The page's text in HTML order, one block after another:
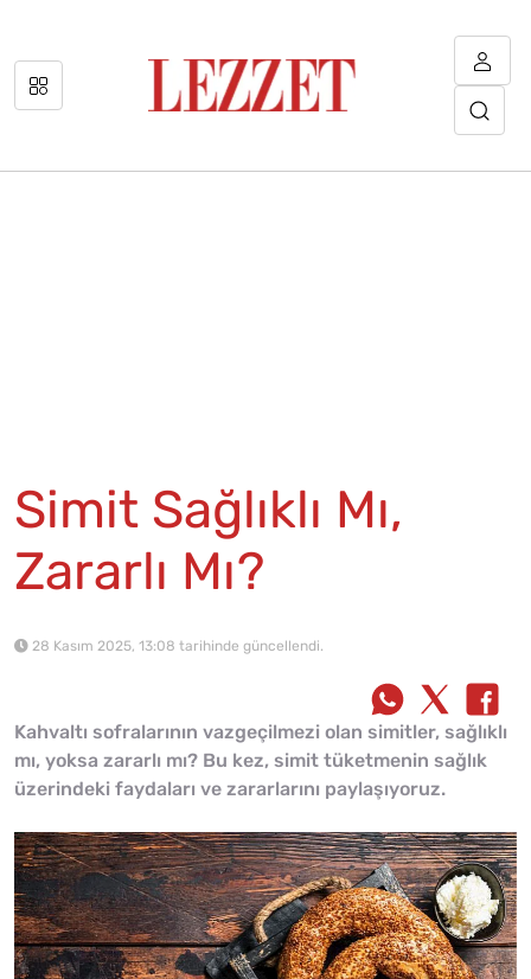
Simit Sağlıklı Mı,
Zararlı Mı?
28 Kasım 2025, 13:08 tarihinde güncellendi.
Kahvaltı sofralarının vazgeçilmezi olan simitler, sağlıklı
mı, yoksa zararlı mı? Bu kez, simit tüketmenin sağlık
üzerindeki faydaları ve zararlarını paylaşıyoruz.